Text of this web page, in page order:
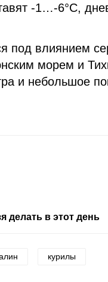
-1…-6°С,
под влиянием
морем и
и небольшое
делать в этот день
курилы